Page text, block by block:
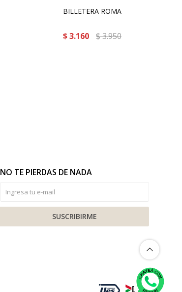
BILLETERA ROMA
$ 3.160 $3.950
NO TE PIERDAS DE NADA
SUSCRIBIRME